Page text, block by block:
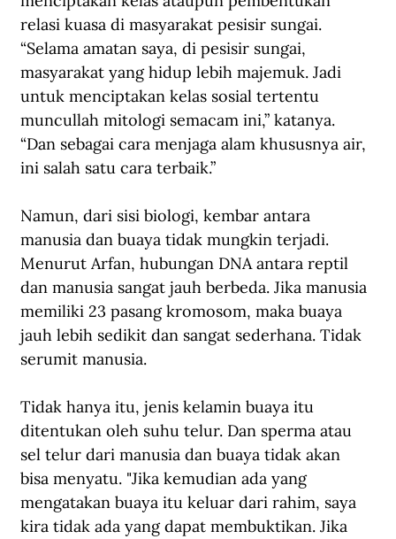
relasi kuasa di masyarakat pesisir sungai.
“Selama amatan saya, di pesisir sungai,
masyarakat yang hidup lebih majemuk. Jadi
untuk menciptakan kelas sosial tertentu
muncullah mitologi semacam ini,” katanya.
“Dan sebagai cara menjaga alam khususnya air,
ini salah satu cara terbaik.”
Namun, dari sisi biologi, kembar antara
manusia dan buaya tidak mungkin terjadi.
Menurut Arfan, hubungan DNA antara reptil
dan manusia sangat jauh berbeda. Jika manusia
memiliki 23 pasang kromosom, maka buaya
jauh lebih sedikit dan sangat sederhana. Tidak
serumit manusia.
Tidak hanya itu, jenis kelamin buaya itu
ditentukan oleh suhu telur. Dan sperma atau
sel telur dari manusia dan buaya tidak akan
bisa menyatu. "Jika kemudian ada yang
mengatakan buaya itu keluar dari rahim, saya
kira tidak ada yang dapat membuktikan. Jika